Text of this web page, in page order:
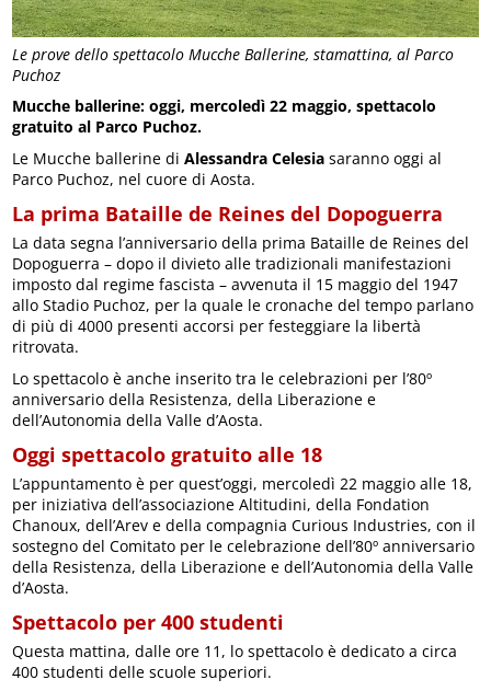
Le prove dello spettacolo Mucche Ballerine, stamattina, al Parco
Puchoz
Mucche ballerine: oggi, mercoledì 22 maggio, spettacolo
gratuito al Parco Puchoz.
Le Mucche ballerine diAlessandra Celesia saranno oggi al
Parco Puchoz, nel cuore di Aosta.
La prima Bataille de Reines del Dopoguerra
La data segna l’anniversario della prima Bataille de Reines del
Dopoguerra – dopo il divieto alle tradizionali manifestazioni
imposto dal regime fascista – avvenuta il 15 maggio del 1947
allo Stadio Puchoz, per la quale le cronache del tempo parlano
di più di 4000 presenti accorsi per festeggiare la libertà
ritrovata.
Lo spettacolo è anche inserito tra le celebrazioni per l’80º
anniversario della Resistenza, della Liberazione e
dell’Autonomia della Valle d’Aosta.
Oggi spettacolo gratuito alle 18
L’appuntamento è per quest’oggi, mercoledì 22 maggio alle 18,
per iniziativa dell’associazione Altitudini, della Fondation
Chanoux, dell’Arev e della compagnia Curious Industries, con il
sostegno del Comitato per le celebrazione dell’80º anniversario
della Resistenza, della Liberazione e dell’Autonomia della Valle
d’Aosta.
Spettacolo per 400 studenti
Questa mattina, dalle ore 11, lo spettacolo è dedicato a circa
400 studenti delle scuole superiori.